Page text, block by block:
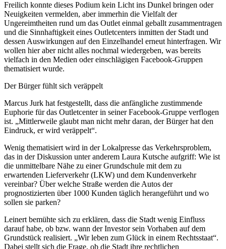
Freilich konnte dieses Podium kein Licht ins Dunkel bringen oder
Neuigkeiten vermelden, aber immerhin die Vielfalt der
Ungereimtheiten rund um das Outlet einmal geballt zusammentragen
und die Sinnhaftigkeit eines Outletcenters inmitten der Stadt und
dessen Auswirkungen auf den Einzelhandel erneut hinterfragen. Wir
wollen hier aber nicht alles nochmal wiedergeben, was bereits
vielfach in den Medien oder einschlägigen Facebook-Gruppen
thematisiert wurde.
Der Bürger fühlt sich veräppelt
Marcus Jurk hat festgestellt, dass die anfängliche zustimmende
Euphorie für das Outletcenter in seiner Facebook-Gruppe verflogen
ist. „Mittlerweile glaubt man nicht mehr daran, der Bürger hat den
Eindruck, er wird veräppelt“.
Wenig thematisiert wird in der Lokalpresse das Verkehrsproblem,
das in der Diskussion unter anderem Laura Kutsche aufgriff: Wie ist
die unmittelbare Nähe zu einer Grundschule mit dem zu
erwartenden Lieferverkehr (LKW) und dem Kundenverkehr
vereinbar? Über welche Straße werden die Autos der
prognostizierten über 1000 Kunden täglich herangeführt und wo
sollen sie parken?
Leinert bemühte sich zu erklären, dass die Stadt wenig Einfluss
darauf habe, ob bzw. wann der Investor sein Vorhaben auf dem
Grundstück realisiert. „Wir leben zum Glück in einem Rechtsstaat“.
Dabei stellt sich die Frage, ob die Stadt ihre rechtlichen